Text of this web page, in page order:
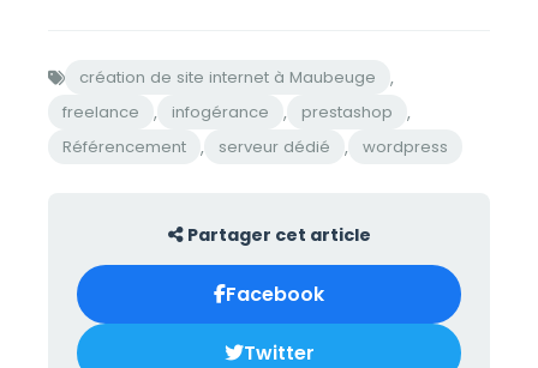
création de site internet à Maubeuge ,
freelance , infogérance , prestashop ,
Référencement , serveur dédié , wordpress
Partager cet article
Facebook
Twitter